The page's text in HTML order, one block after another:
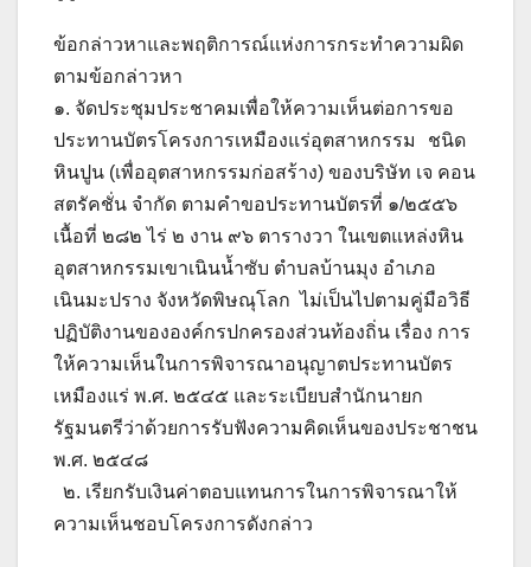
ข้อกล่าวหาและพฤติการณ์แห่งการกระทำความผิด
ตามข้อกล่าวหา
๑. จัดประชุมประชาคมเพื่อให้ความเห็นต่อการขอ
ประทานบัตรโครงการเหมืองแร่อุตสาหกรรม ชนิด
หินปูน (เพื่ออุตสาหกรรมก่อสร้าง) ของบริษัท เจ คอน
สตรัคชั่น จำกัด ตามคำขอประทานบัตรที่ ๑/๒๕๕๖
เนื้อที่ ๒๘๒ ไร่ ๒ งาน ๙๖ ตารางวา ในเขตแหล่งหิน
อุตสาหกรรมเขาเนินน้ำซับ ตำบลบ้านมุง อำเภอ
เนินมะปราง จังหวัดพิษณุโลก ไม่เป็นไปตามคู่มือวิธี
ปฏิบัติงานขององค์กรปกครองส่วนท้องถิ่น เรื่อง การ
ให้ความเห็นในการพิจารณาอนุญาตประทานบัตร
เหมืองแร่ พ.ศ. ๒๕๔๕ และระเบียบสำนักนายก
รัฐมนตรีว่าด้วยการรับฟังความคิดเห็นของประชาชน
พ.ศ. ๒๕๔๘
๒. เรียกรับเงินค่าตอบแทนการในการพิจารณาให้
ความเห็นชอบโครงการดังกล่าว